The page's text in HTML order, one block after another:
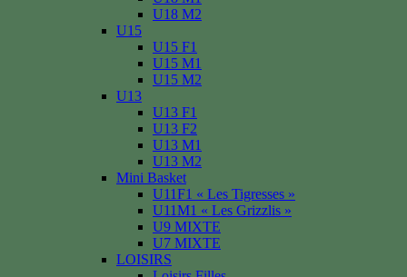
U18 M2
U15
U15 F1
U15 M1
U15 M2
U13
U13 F1
U13 F2
U13 M1
U13 M2
Mini Basket
U11F1 « Les Tigresses »
U11M1 « Les Grizzlis »
U9 MIXTE
U7 MIXTE
LOISIRS